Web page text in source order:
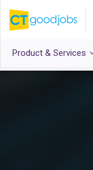
Product & Services